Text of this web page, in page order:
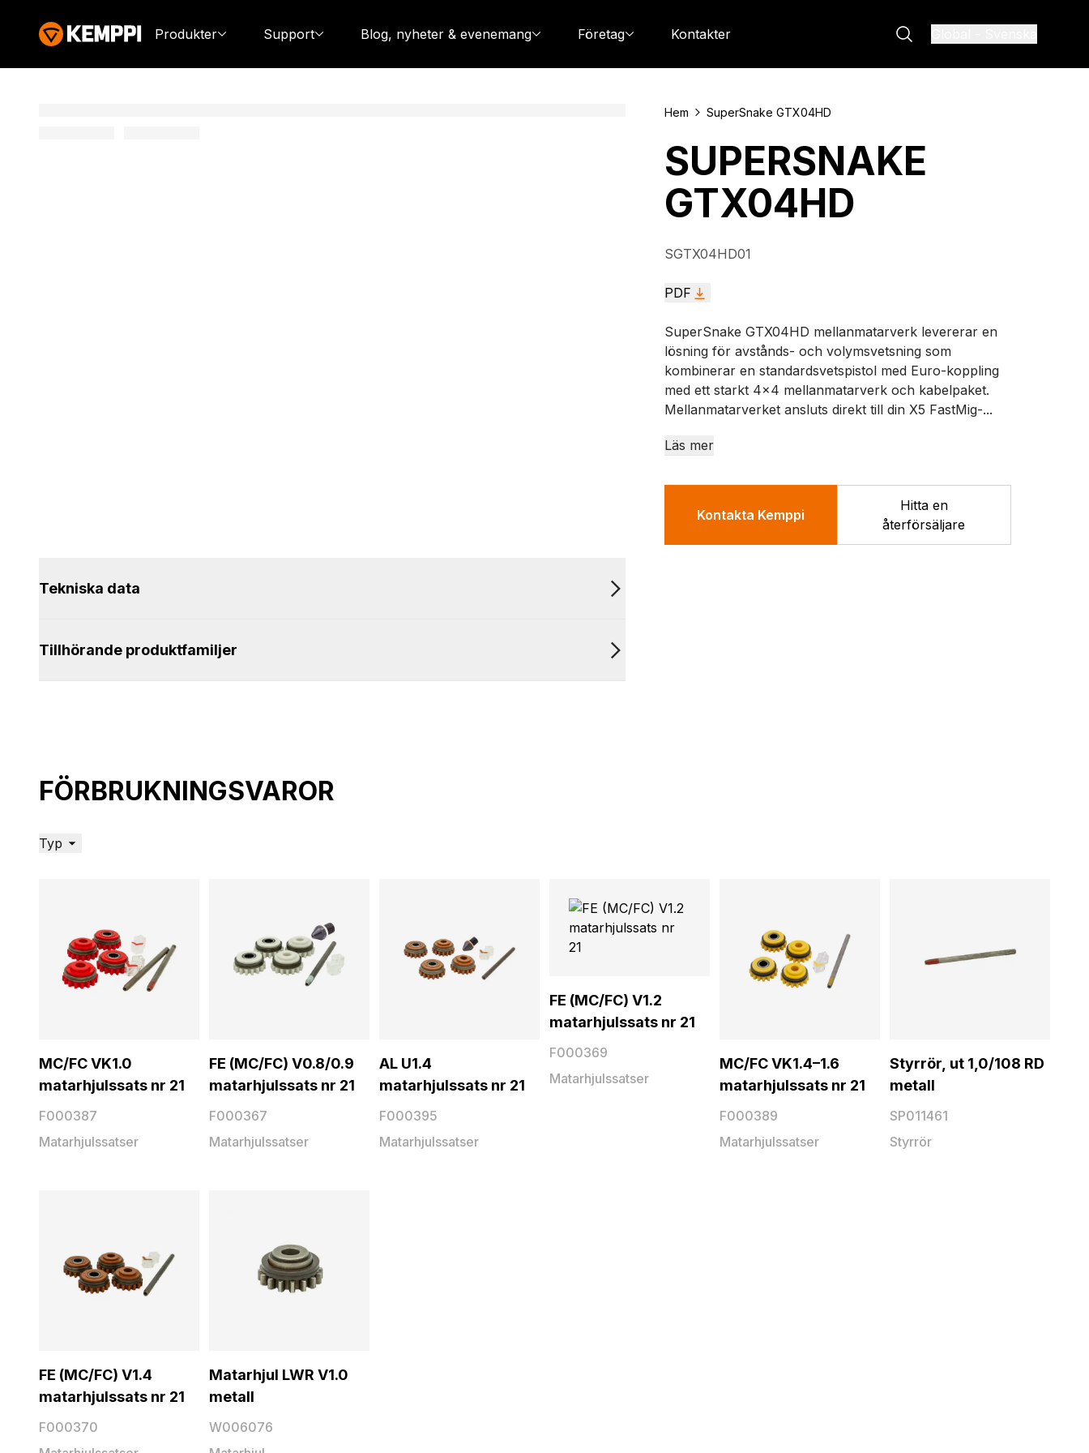
Produkter Support Blog, nyheter & evenemang Företag Kontakter
Hem SuperSnake GTX04HD
SUPERSNAKE
GTX04HD
SGTX04HD01
PDF
SuperSnake GTX04HD mellanmatarverk levererar en
lösning för avstånds- och volymsvetsning som
kombinerar en standardsvetspistol med Euro-koppling
med ett starkt 4x4 mellanmatarverk och kabelpaket.
Mellanmatarverket ansluts direkt till din X5 FastMig-...
Läs mer
Kontakta Kemppi
Hitta en
återförsäljare
Tekniska data
Tillhörande produktfamiljer
FÖRBRUKNINGSVAROR
Typ
MC/FC VK1.0
matarhjulssats nr 21
F000387
Matarhjulssatser
FE (MC/FC) V0.8/0.9
matarhjulssats nr 21
F000367
Matarhjulssatser
AL U1.4
matarhjulssats nr 21
F000395
Matarhjulssatser
FE (MC/FC) V1.2
matarhjulssats nr 21
F000369
Matarhjulssatser
MC/FC VK1.4–1.6
matarhjulssats nr 21
F000389
Matarhjulssatser
Styrrör, ut 1,0/108 RD
metall
SP011461
Styrrör
FE (MC/FC) V1.4
matarhjulssats nr 21
F000370
Matarhjul LWR V1.0
metall
W006076